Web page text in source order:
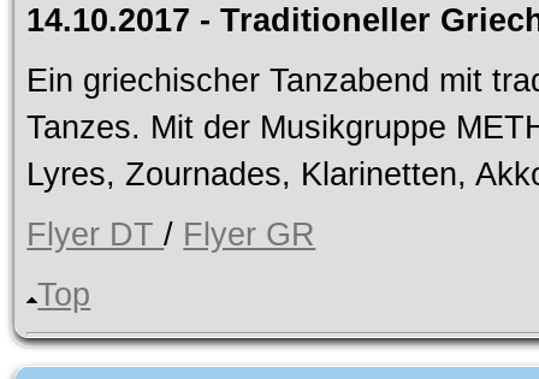
14.10.2017 - Traditioneller
Ein griechischer Tanzabend mit
Tanzes. Mit der Musikgruppe
Lyres, Zournades, Klarinetten,
Flyer DT/ Flyer GR
Top